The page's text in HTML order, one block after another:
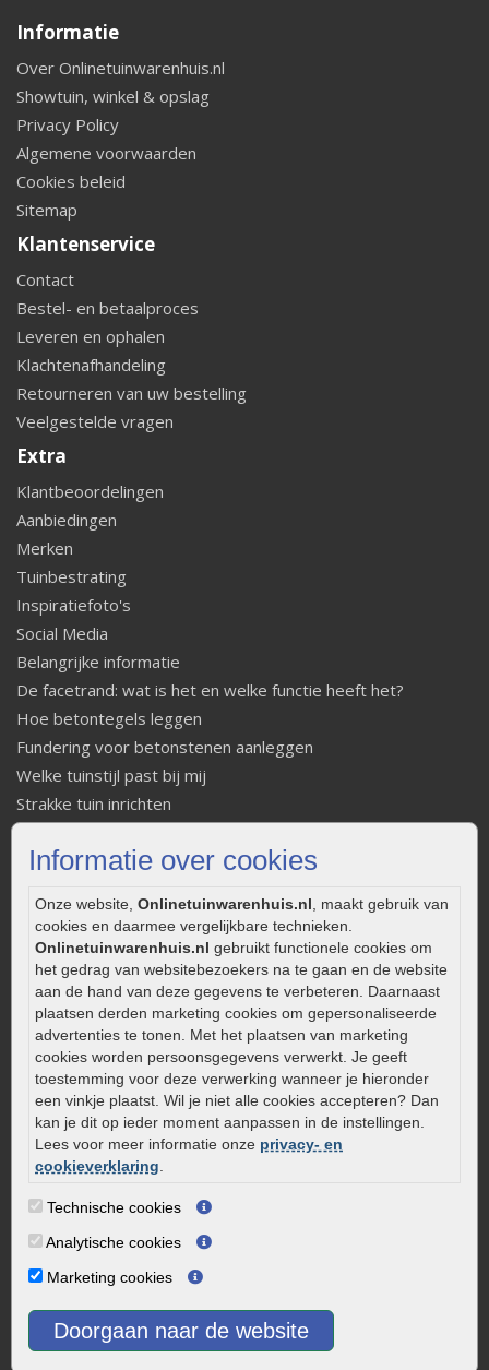
Informatie over cookies
Onze website, Onlinetuinwarenhuis.nl , maakt gebruik van
cookies en daarmee vergelijkbare technieken.
Onlinetuinwarenhuis.nl gebruikt functionele cookies om
het gedrag van websitebezoekers na te gaan en de website
aan de hand van deze gegevens te verbeteren. Daarnaast
plaatsen derden marketing cookies om gepersonaliseerde
advertenties te tonen. Met het plaatsen van marketing
cookies worden persoonsgegevens verwerkt. Je geeft
toestemming voor deze verwerking wanneer je hieronder
een vinkje plaatst. Wil je niet alle cookies accepteren? Dan
kan je dit op ieder moment aanpassen in de instellingen.
Lees voor meer informatie onze privacy- en
cookieverklaring
Technische cookies
Analytische cookies
Marketing cookies
Doorgaan naar de website
Informatie
Over Onlinetuinwarenhuis.nl
Showtuin, winkel & opslag
Privacy Policy
Algemene voorwaarden
Cookies beleid
Sitemap
Klantenservice
Contact
Bestel- en betaalproces
Leveren en ophalen
Klachtenafhandeling
Retourneren van uw bestelling
Veelgestelde vragen
Extra
Klantbeoordelingen
Aanbiedingen
Merken
Tuinbestrating
Inspiratiefoto's
Social Media
Belangrijke informatie
De facetrand: wat is het en welke functie heeft het?
Hoe betontegels leggen
Fundering voor betonstenen aanleggen
Welke tuinstijl past bij mij
Strakke tuin inrichten
Onderhoud van gebakken bestrating
Zelf een terras aanleggen
Kleine stadstuin inrichten
0320 – 219170
Kaapstanderweg 41
8243 RB Lelystad
info@onlinetuinwarenhuis.nl
Routebeschrijving
Openingstijden
Maandag
Dinsdag
Woensdag
Donderdag
Vrijdag
Zaterdag
08:00 - 15.00
Zondag
Gesloten